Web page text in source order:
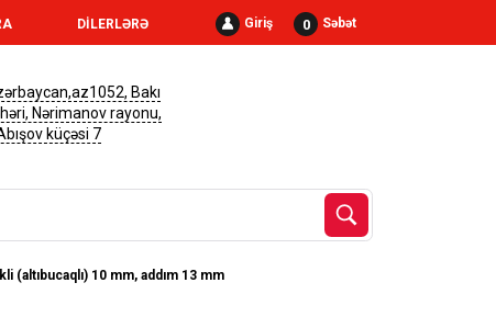
Giriş 0 Səbət
DİLERLƏRƏ
Bakı
Nərimanov rayonu,
küçəsi 7
(altıbucaqlı) 10 mm, addım 13 mm